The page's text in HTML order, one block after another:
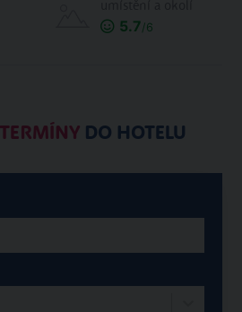
5.7/6
DO HOTELU